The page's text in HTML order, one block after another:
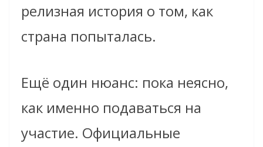
релизная история о том, как
страна попыталась.
Ещё один нюанс: пока неясно,
как именно подаваться на
участие. Официальные